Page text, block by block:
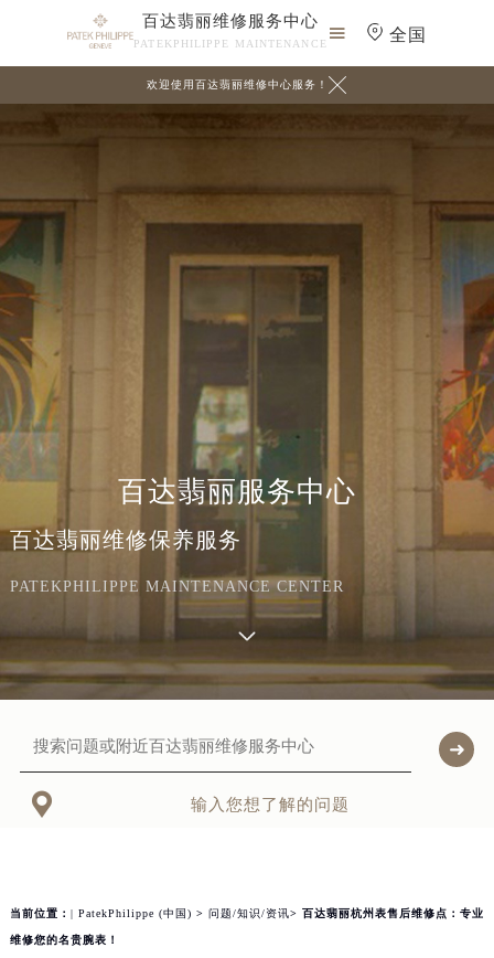
百达翡丽维修服务中心
PATEKPHILIPPE MAINTENANCE
 全国
欢迎使用百达翡丽维修中心服务！ 
百达翡丽服务中心
百达翡丽维修保养服务
PATEKPHILIPPE MAINTENANCE CENTER
 输入您想了解的问题
当前位置： | PatekPhilippe (中国) > 问题/知识/资讯> 百达翡丽杭州表售后维修点：专业
维修您的名贵腕表！